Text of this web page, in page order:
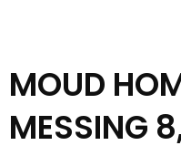
MOUD
MESSING